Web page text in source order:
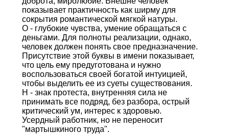
показывает практичность как ширму для
сокрытия романтической мягкой натуры.
О - глубокие чувства, умение обращаться с
деньгами. Для полноты реализации, однако,
человек должен понять свое предназначение.
Присутствие этой буквы в имени показывает,
что цель ему предуготована и нужно
воспользоваться своей богатой интуицией,
чтобы выделить ее из суеты существования.
Н - знак протеста, внутренняя сила не
принимать все подряд, без разбора, острый
критический ум, интерес к здоровью.
Усердный работник, но не переносит
"мартышкиного труда".